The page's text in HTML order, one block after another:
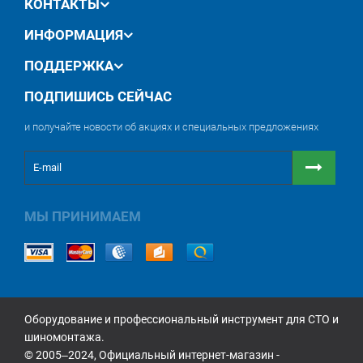
КОНТАКТЫ
ИНФОРМАЦИЯ
ПОДДЕРЖКА
ПОДПИШИСЬ СЕЙЧАС
и получайте новости об акциях и специальных предложениях
МЫ ПРИНИМАЕМ
Оборудование и профессиональный инструмент для СТО и
шиномонтажа.
© 2005‒2024, Официальный интернет-магазин -